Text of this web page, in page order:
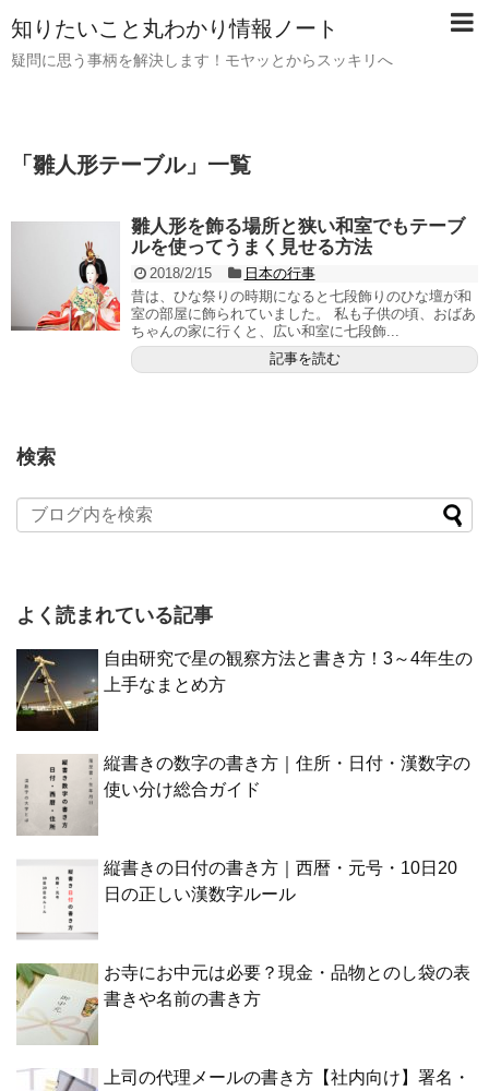
知りたいこと丸わかり情報ノート
疑問に思う事柄を解決します！モヤッとからスッキリへ
「 雛人形テーブル」 一覧
雛人形を飾る場所と狭い和室でもテーブ
ルを使ってうまく見せる方法
2018/2/15
日本の行事
昔は、ひな祭りの時期になると七段飾りのひな壇が和
室の部屋に飾られていました。 私も子供の頃、おばあ
ちゃんの家に行くと、広い和室に七段飾...
記事を読む
検索
よく読まれている記事
自由研究で星の観察方法と書き方！3～4年生の
上手なまとめ方
縦書きの数字の書き方｜住所・日付・漢数字の
使い分け総合ガイド
縦書きの日付の書き方｜西暦・元号・10日20
日の正しい漢数字ルール
お寺にお中元は必要？現金・品物とのし袋の表
書きや名前の書き方
上司の代理メールの書き方【社内向け】署名・